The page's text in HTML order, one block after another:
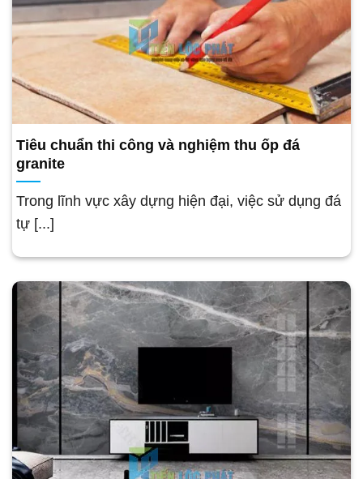
Tiêu chuẩn thi công và nghiệm thu ốp đá
granite
Trong lĩnh vực xây dựng hiện đại, việc sử dụng đá
tự [...]